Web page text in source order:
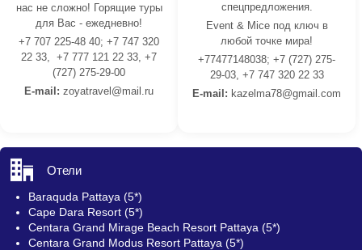
нас не сложно! Горящие туры
для Вас - ежедневно!
+7 707 225-48 40; +7 747 320
22 33, +7 777 121 22 33, +7
(727) 275-29-00
E-mail: zoyatravel@mail.ru
спецпредложения.
Event & Mice под ключ в
любой точке мира!
+77477148038; +7 (727) 275-
29-03, +7 747 320 22 33
E-mail: kazelma78@gmail.com
Отели
Baraquda Pattaya (5*)
Cape Dara Resort (5*)
Centara Grand Mirage Beach Resort Pattaya (5*)
Centara Grand Modus Resort Pattaya (5*)